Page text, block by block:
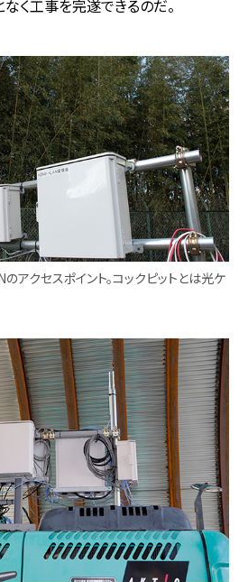
く工事を完遂できるのだ。
アクセスポイント。コックピットとは光ケ